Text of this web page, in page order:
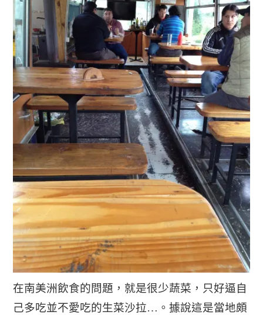
在南美洲飲食的問題，就是很少蔬菜，只好逼自
己多吃並不愛吃的生菜沙拉…。據說這是當地頗